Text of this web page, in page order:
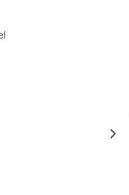
to